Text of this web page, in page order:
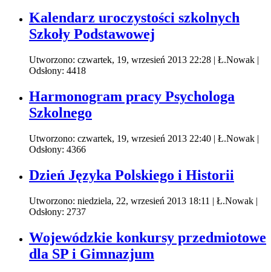
Kalendarz uroczystości szkolnych
Szkoły Podstawowej
Utworzono: czwartek, 19, wrzesień 2013 22:28 | Ł.Nowak |
Odsłony: 4418
Harmonogram pracy Psychologa
Szkolnego
Utworzono: czwartek, 19, wrzesień 2013 22:40 | Ł.Nowak |
Odsłony: 4366
Dzień Języka Polskiego i Historii
Utworzono: niedziela, 22, wrzesień 2013 18:11 | Ł.Nowak |
Odsłony: 2737
Wojewódzkie konkursy przedmiotowe
dla SP i Gimnazjum